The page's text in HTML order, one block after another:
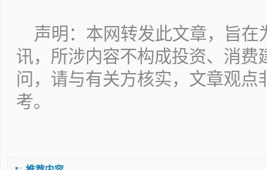
声明：本网转发此文章，旨在
讯，所涉内容不构成投资、消费
问，请与有关方核实，文章观点
考。